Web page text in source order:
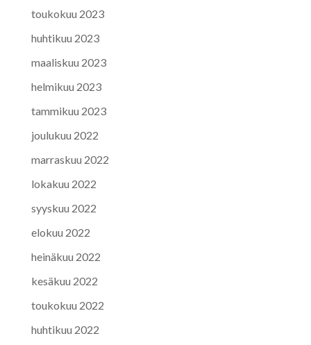
toukokuu 2023
huhtikuu 2023
maaliskuu 2023
helmikuu 2023
tammikuu 2023
joulukuu 2022
marraskuu 2022
lokakuu 2022
syyskuu 2022
elokuu 2022
heinäkuu 2022
kesäkuu 2022
toukokuu 2022
huhtikuu 2022